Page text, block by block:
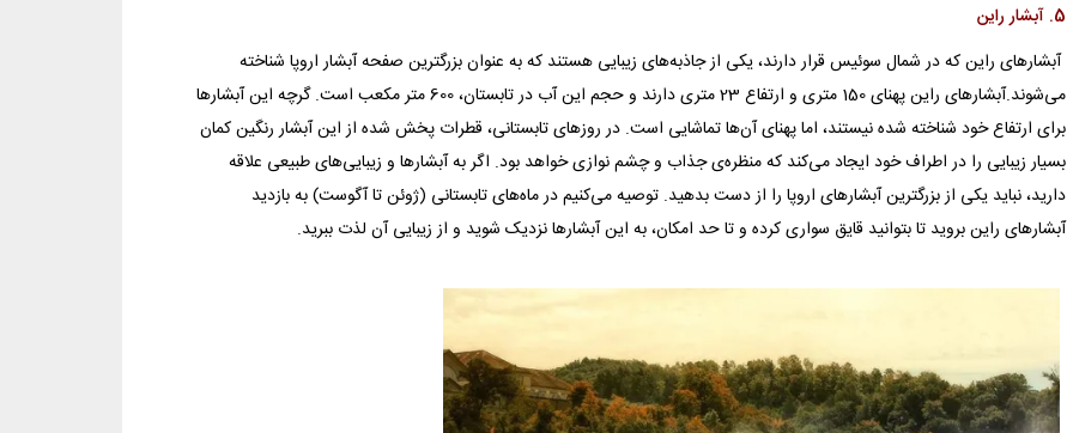
5. آبشار راین
آبشارهای راین که در شمال سوئیس قرار دارند، یکی از جاذبه‌های زیبایی هستند که به عنوان بزرگترین صفحه آبشار اروپا شناخته
می‌شوند.آبشارهای راین پهنای 150 متری و ارتفاع 23 متری دارند و حجم این آب در تابستان، 600 متر مکعب است. گرچه این آبشارها
برای ارتفاع خود شناخته شده نیستند، اما پهنای آن‌ها تماشایی است. در روزهای تابستانی، قطرات پخش شده از این آبشار رنگین کمان
بسیار زیبایی را در اطراف خود ایجاد می‌کند که منظره‌ی جذاب و چشم نوازی خواهد بود. اگر به آبشارها و زیبایی‌های طبیعی علاقه
دارید، نباید یکی از بزرگترین آبشار‌های اروپا را از دست بدهید. توصیه می‌کنیم در ماه‌های تابستانی (ژوئن تا آگوست) به بازدید
آبشارهای راین بروید تا بتوانید قایق سواری کرده و تا حد امکان، به این آبشارها نزدیک شوید و از زیبایی آن لذت ببرید.